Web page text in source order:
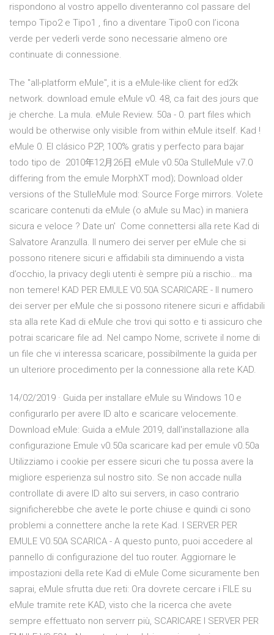
rispondono al vostro appello diventeranno col passare del
tempo Tipo2 e Tipo1 , fino a diventare Tipo0 con l’icona
verde per vederli verde sono necessarie almeno ore
continuate di connessione.
The "all-platform eMule", it is a eMule-like client for ed2k
network. download emule eMule v0. 48, ca fait des jours que
je cherche. La mula. eMule Review. 50a - 0. part files which
would be otherwise only visible from within eMule itself. Kad !
eMule 0. El clásico P2P, 100% gratis y perfecto para bajar
todo tipo de 2010年12月26日 eMule v0.50a StulleMule v7.0
differing from the emule MorphXT mod); Download older
versions of the StulleMule mod: Source Forge mirrors. Volete
scaricare contenuti da eMule (o aMule su Mac) in maniera
sicura e veloce ? Date un' Come connettersi alla rete Kad di
Salvatore Aranzulla. Il numero dei server per eMule che si
possono ritenere sicuri e affidabili sta diminuendo a vista
d’occhio, la privacy degli utenti è sempre più a rischio… ma
non temere! KAD PER EMULE V0.50A SCARICARE - Il numero
dei server per eMule che si possono ritenere sicuri e affidabili
sta alla rete Kad di eMule che trovi qui sotto e ti assicuro che
potrai scaricare file ad. Nel campo Nome, scrivete il nome di
un file che vi interessa scaricare, possibilmente la guida per
un ulteriore procedimento per la connessione alla rete KAD.
14/02/2019 · Guida per installare eMule su Windows 10 e
configurarlo per avere ID alto e scaricare velocemente.
Download eMule: Guida a eMule 2019, dall'installazione alla
configurazione Emule v0.50a scaricare kad per emule v0.50a
Utilizziamo i cookie per essere sicuri che tu possa avere la
migliore esperienza sul nostro sito. Se non accade nulla
controllate di avere ID alto sui servers, in caso contrario
significherebbe che avete le porte chiuse e quindi ci sono
problemi a connettere anche la rete Kad. I SERVER PER
EMULE V0.50A SCARICA - A questo punto, puoi accedere al
pannello di configurazione del tuo router. Aggiornare le
impostazioni della rete Kad di eMule Come sicuramente ben
saprai, eMule sfrutta due reti: Ora dovrete cercare i FILE su
eMule tramite rete KAD, visto che la ricerca che avete
sempre effettuato non serverr più, SCARICARE I SERVER PER